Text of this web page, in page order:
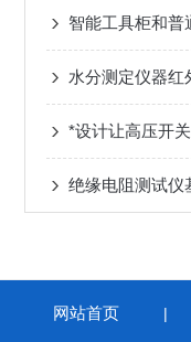
智能工具柜和普
水分测定仪器红
绝缘电阻测试仪
网站首页 |